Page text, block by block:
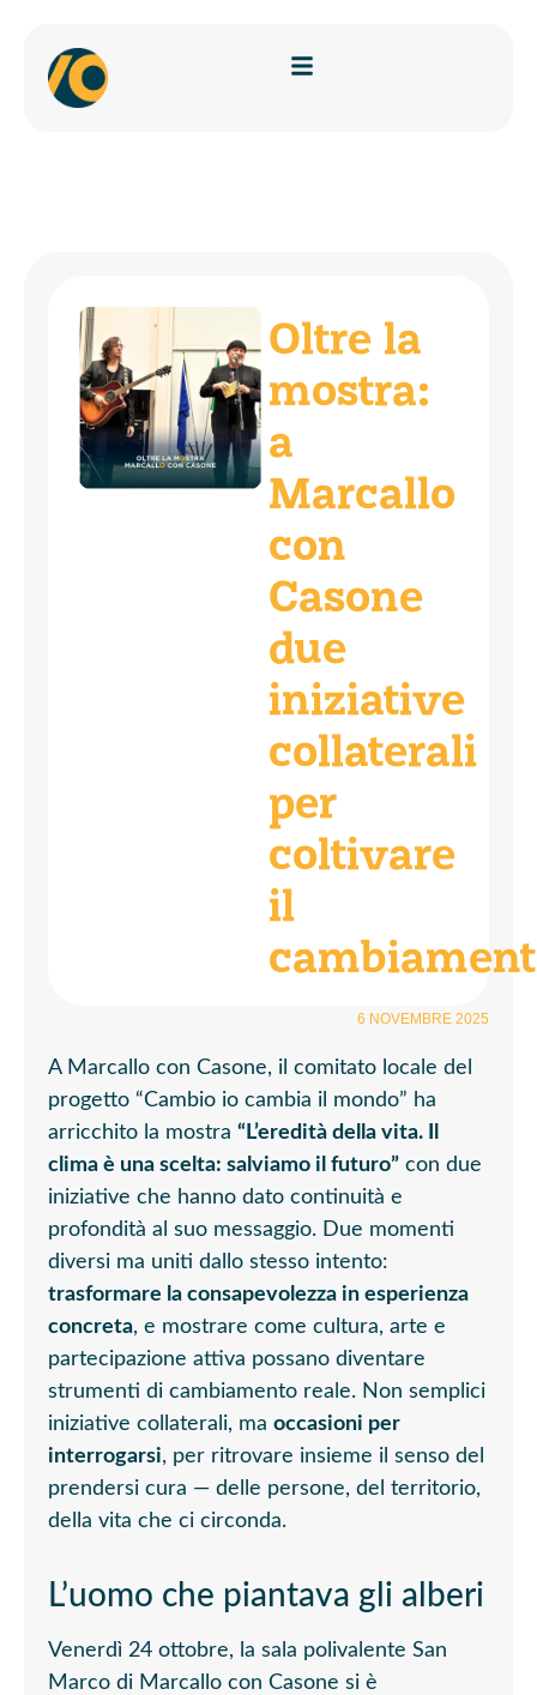
Oltre la
mostra:
a
Marcallo
con
Casone
due
iniziative
collaterali
per
coltivare
il
6 NOVEMBRE 2025
A Marcallo con Casone, il comitato locale del
progetto “Cambio io cambia il mondo” ha
arricchito la mostra “L’eredità della vita. Il
clima è una scelta: salviamo il futuro” con due
iniziative che hanno dato continuità e
profondità al suo messaggio. Due momenti
diversi ma uniti dallo stesso intento:
trasformare la consapevolezza in esperienza
concreta, e mostrare come cultura, arte e
partecipazione attiva possano diventare
strumenti di cambiamento reale. Non semplici
iniziative collaterali, ma occasioni per
interrogarsi, per ritrovare insieme il senso del
prendersi cura — delle persone, del territorio,
della vita che ci circonda.
L’uomo che piantava gli alberi
Venerdì 24 ottobre, la sala polivalente San
Marco di Marcallo con Casone si è